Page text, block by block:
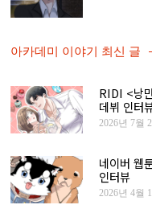
아카데미 이야기 최신 글
RIDI <낭
데뷔 인터
2026년 7월
네이버 웹
인터뷰
2026년 4월